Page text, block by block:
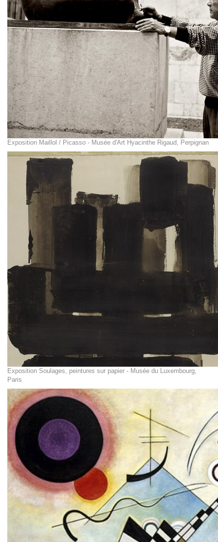
Exposition Maillol / Picasso - Musée d'Art Hyacinthe Rigaud, Perpignan
Exposition Soulages, peintures sur papier - Musée du Luxembourg,
Paris